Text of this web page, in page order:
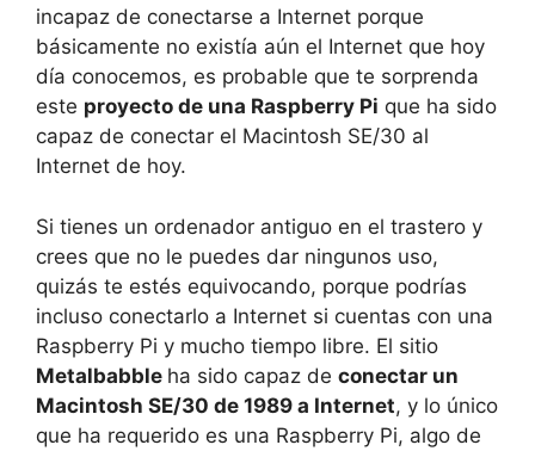
incapaz de conectarse a Internet porque
básicamente no existía aún el Internet que hoy
día conocemos, es probable que te sorprenda
este proyecto de una Raspberry Pi que ha sido
capaz de conectar el Macintosh SE/30 al
Internet de hoy.
Si tienes un ordenador antiguo en el trastero y
crees que no le puedes dar ningunos uso,
quizás te estés equivocando, porque podrías
incluso conectarlo a Internet si cuentas con una
Raspberry Pi y mucho tiempo libre. El sitio
Metalbabble ha sido capaz de conectar un
Macintosh SE/30 de 1989 a Internet, y lo único
que ha requerido es una Raspberry Pi, algo de